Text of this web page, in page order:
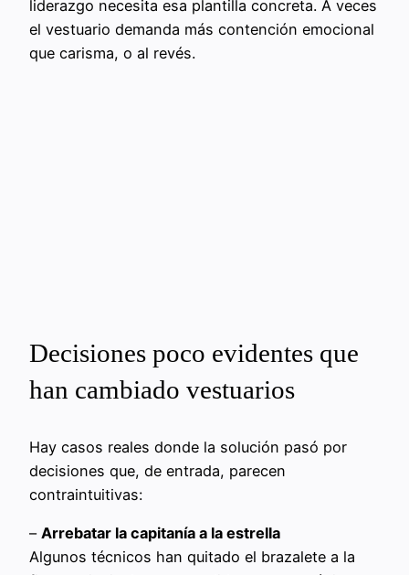
liderazgo necesita esa plantilla concreta. A veces
el vestuario demanda más contención emocional
que carisma, o al revés.
Decisiones poco evidentes que
han cambiado vestuarios
Hay casos reales donde la solución pasó por
decisiones que, de entrada, parecen
contraintuitivas:
– Arrebatar la capitanía a la estrella
Algunos técnicos han quitado el brazalete a la